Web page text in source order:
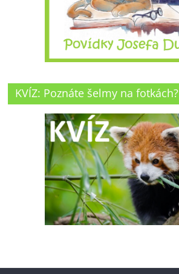
KVÍZ: Poznáte šelmy na fotkách?